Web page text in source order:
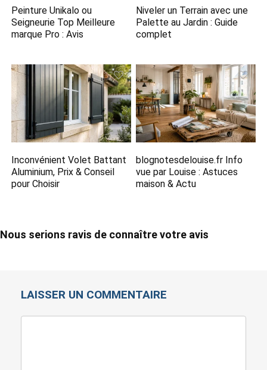
Peinture Unikalo ou
Seigneurie Top Meilleure
marque Pro : Avis
Niveler un Terrain avec une
Palette au Jardin : Guide
complet
Inconvénient Volet Battant
Aluminium, Prix & Conseil
pour Choisir
blognotesdelouise.fr Info
vue par Louise​ : Astuces
maison & Actu
Nous serions ravis de connaître votre avis
LAISSER UN COMMENTAIRE